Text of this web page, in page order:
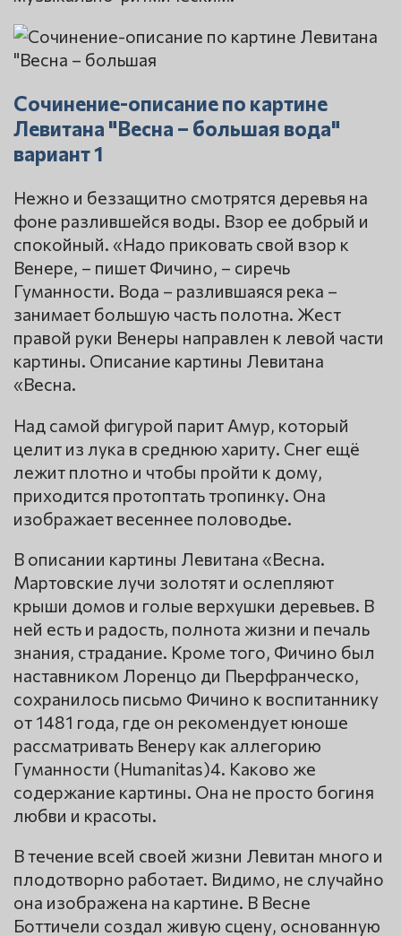
Сочинение-описание по картине
Левитана "Весна – большая вода"
вариант 1
Нежно и беззащитно смотрятся деревья на
фоне разлившейся воды. Взор ее добрый и
спокойный. «Надо приковать свой взор к
Венере, – пишет Фичино, – сиречь
Гуманности. Вода – разлившаяся река –
занимает большую часть полотна. Жест
правой руки Венеры направлен к левой части
картины. Описание картины Левитана
«Весна.
Над самой фигурой парит Амур, который
целит из лука в среднюю хариту. Снег ещё
лежит плотно и чтобы пройти к дому,
приходится протоптать тропинку. Она
изображает весеннее половодье.
В описании картины Левитана «Весна.
Мартовские лучи золотят и ослепляют
крыши домов и голые верхушки деревьев. В
ней есть и радость, полнота жизни и печаль
знания, страдание. Кроме того, Фичино был
наставником Лоренцо ди Пьерфранческо,
сохранилось письмо Фичино к воспитаннику
от 1481 года, где он рекомендует юноше
рассматривать Венеру как аллегорию
Гуманности (Humanitas)4. Каково же
содержание картины. Она не просто богиня
любви и красоты.
В течение всей своей жизни Левитан много и
плодотворно работает. Видимо, не случайно
она изображена на картине. В Весне
Боттичели создал живую сцену, основанную